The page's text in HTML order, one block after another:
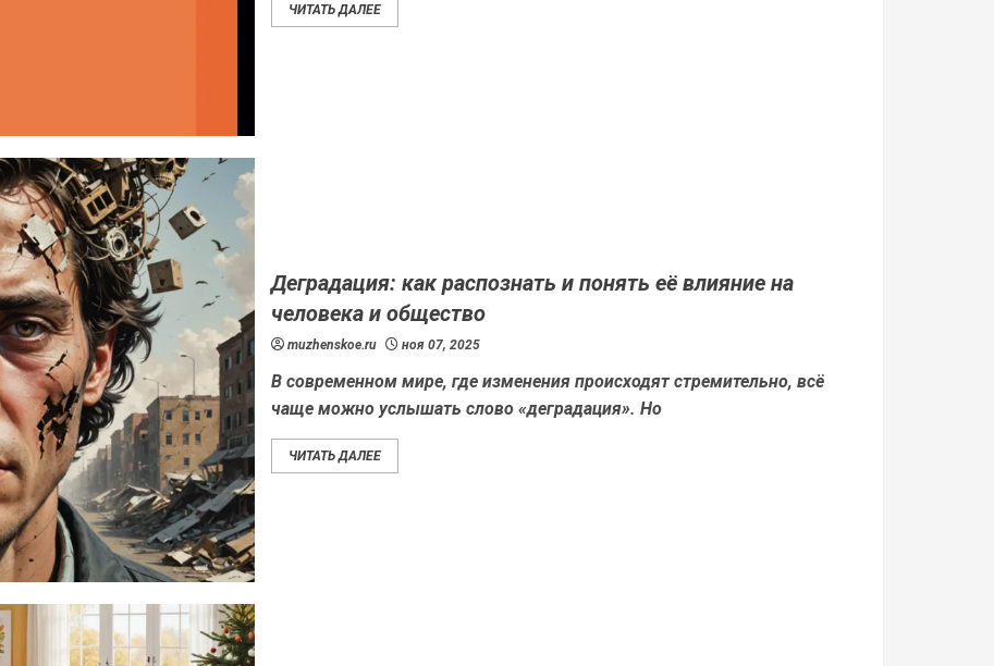
ЧИТАТЬ ДАЛЕЕ
Деградация: как распознать и понять её влияние на
человека и общество
muzhenskoe.ru ноя 07, 2025
В современном мире, где изменения происходят стремительно, всё
чаще можно услышать слово «деградация». Но
ЧИТАТЬ ДАЛЕЕ